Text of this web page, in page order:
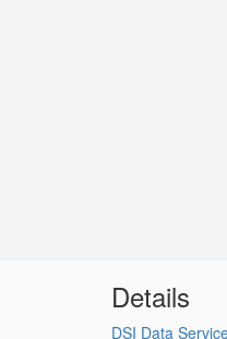
Details
DSI Data